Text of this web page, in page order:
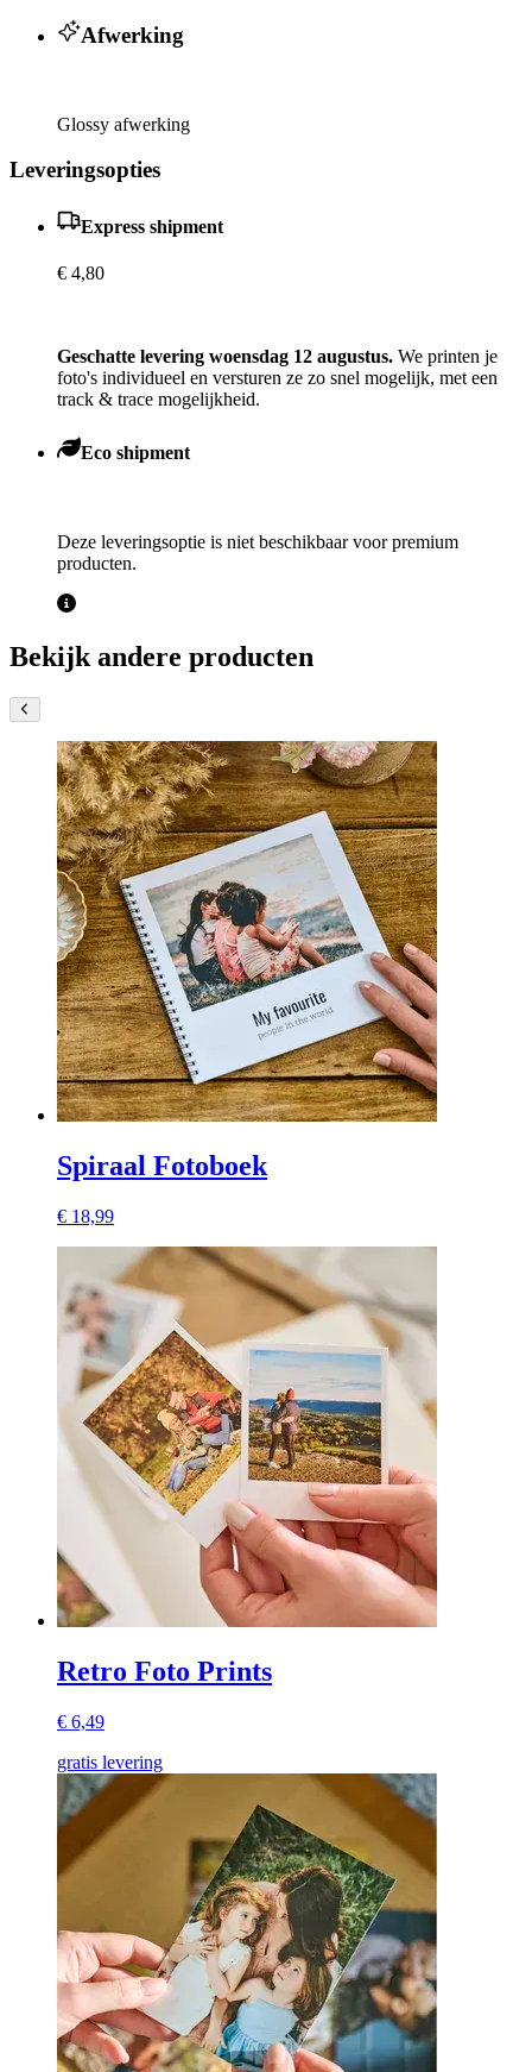
Afwerking
Glossy afwerking
Leveringsopties
Express shipment
€ 4,80
Geschatte levering woensdag 12 augustus. We printen je
foto's individueel en versturen ze zo snel mogelijk, met een
track & trace mogelijkheid.
Eco shipment
Deze leveringsoptie is niet beschikbaar voor premium
producten.
Bekijk andere producten
Spiraal Fotoboek
€ 18,99
Retro Foto Prints
€ 6,49
gratis levering